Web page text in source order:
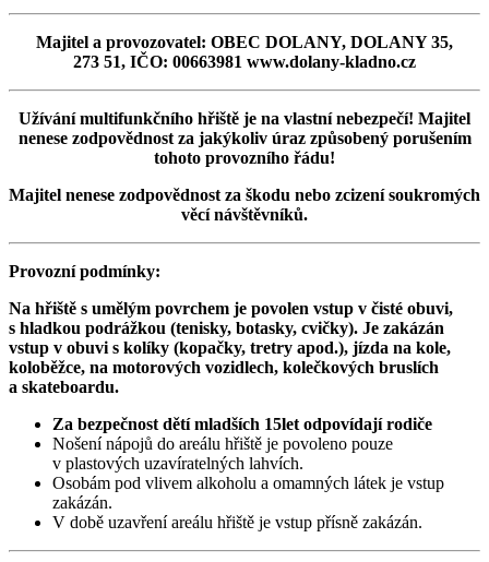
Majitel a provozovatel: OBEC DOLANY, DOLANY 35,
273 51, IČO: 00663981 www.dolany-kladno.cz
Užívání multifunkčního hřiště je na vlastní nebezpečí! Majitel
nenese zodpovědnost za jakýkoliv úraz způsobený porušením
tohoto provozního řádu!
Majitel nenese zodpovědnost za škodu nebo zcizení soukromých
věcí návštěvníků.
Provozní podmínky:
Na hřiště s umělým povrchem je povolen vstup v čisté obuvi,
s hladkou podrážkou (tenisky, botasky, cvičky). Je zakázán
vstup v obuvi s kolíky (kopačky, tretry apod.), jízda na kole,
koloběžce, na motorových vozidlech, kolečkových bruslích
a skateboardu.
Za bezpečnost dětí mladších 15let odpovídají rodiče
Nošení nápojů do areálu hřiště je povoleno pouze
v plastových uzavíratelných lahvích.
Osobám pod vlivem alkoholu a omamných látek je vstup
zakázán.
V době uzavření areálu hřiště je vstup přísně zakázán.